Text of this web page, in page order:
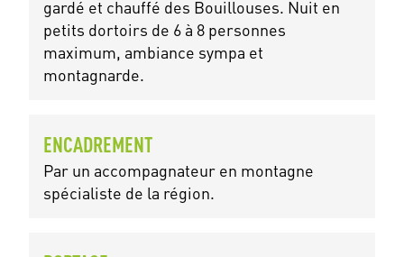
gardé et chauffé des Bouillouses. Nuit en
petits dortoirs de 6 à 8 personnes
maximum, ambiance sympa et
montagnarde.
ENCADREMENT
Par un accompagnateur en montagne
spécialiste de la région.